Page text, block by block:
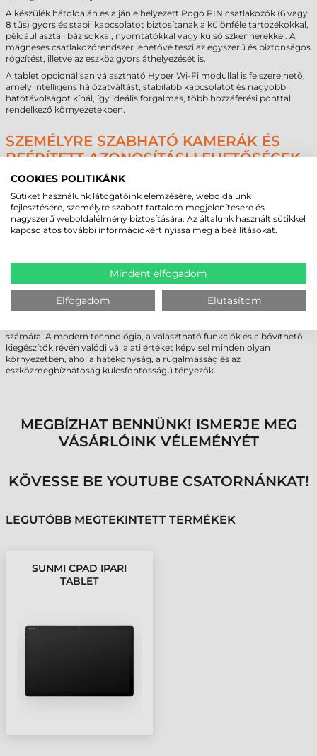
A készülék hátoldalán és alján elhelyezett Pogo PIN csatlakozók (6 vagy
8 tűs) gyors és stabil kapcsolatot biztosítanak a különféle tartozékokkal,
például asztali bázisokkal, nyomtatókkal vagy külső szkennerekkel. A
mágneses csatlakozórendszer lehetővé teszi az egyszerű és biztonságos
rögzítést, illetve az eszköz gyors áthelyezését is.
A tablet opcionálisan választható Hyper Wi-Fi modullal is felszerelhető,
amely intelligens hálózatváltást, stabilabb kapcsolatot és nagyobb
hatótávolságot kínál, így ideális forgalmas, több hozzáférési ponttal
rendelkező környezetekben.
SZEMÉLYRE SZABHATÓ KAMERÁK ÉS
BEÉPÍTETT AZONOSÍTÁSI LEHETŐSÉGEK
A Sunmi CPad tablet különféle kamerakialakításokkal választható. Az
kamerából igény szerint 8 vagy 13 MP-es autofókuszos egység
választható. Ez lehetővé teszi a vizuális dokumentációt, beolvasást, vagy
videós kapcsolattartást a felhasználási terület függvényében.
aktiválást, azonosítók beolvasását és egyéb, vállalati szintű azonosítási
funkciókat. A technológia kompatibilis az ISO/IEC 14443, MIFARE, Felica
és ISO 15693 szabványokkal is.
A Sunmi CPad ipari tablet egy stílusos, mégis ipari szintű
megbízhatóságot képviselő tablet, amely tökéletes választás
számára. A modern technológia, a választható funkciók és a bővíthető
kiegészítők révén valódi vállalati értéket képvisel minden olyan
környezetben, ahol a hatékonyság, a rugalmasság és az
eszközmegbízhatóság kulcsfontosságú tényezők.
MEGBÍZHAT BENNÜNK! ISMERJE MEG
VÁSÁRLÓINK VÉLEMÉNYÉT
KÖVESSE BE YOUTUBE CSATORNÁNKAT!
LEGUTÓBB MEGTEKINTETT TERMÉKEK
SUNMI CPAD IPARI
TABLET
COOKIES POLITIKÁNK
Sütiket használunk látogatóink elemzésére, weboldalunk
fejlesztésére, személyre szabott tartalom megjelenítésére és
nagyszerű weboldalélmény biztosítására. Az általunk használt sütikkel
kapcsolatos további információkért nyissa meg a beállításokat.
Mindent elfogadom
Elfogadom Elutasítom